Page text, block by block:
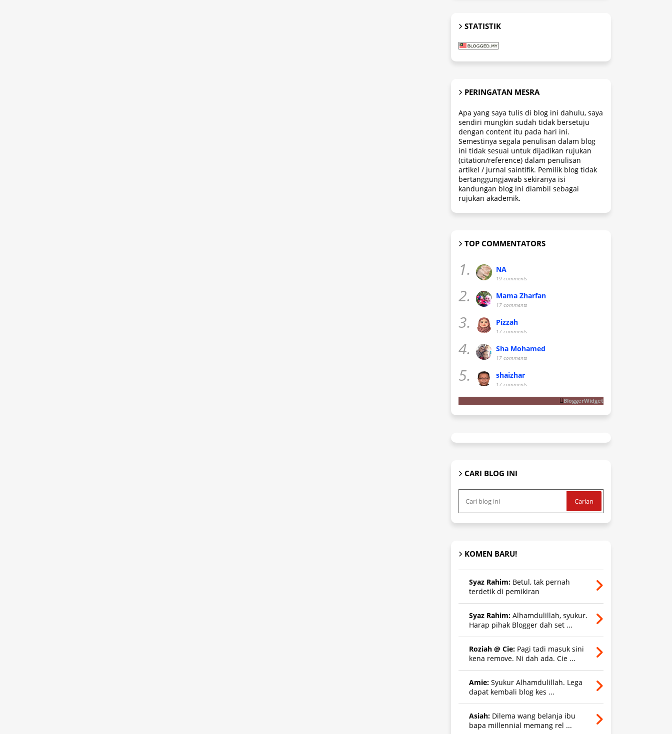
STATISTIK
PERINGATAN MESRA
Apa yang saya tulis di blog ini dahulu, saya
sendiri mungkin sudah tidak bersetuju
dengan content itu pada hari ini.
Semestinya segala penulisan dalam blog
ini tidak sesuai untuk dijadikan rujukan
(citation/reference) dalam penulisan
artikel / jurnal saintifik. Pemilik blog tidak
bertanggungjawab sekiranya isi
kandungan blog ini diambil sebagai
rujukan akademik.
TOP COMMENTATORS
1. NA
19 comments
2. Mama Zharfan
17 comments
3. Pizzah
17 comments
4. Sha Mohamed
17 comments
5. shaizhar
17 comments
BloggerWidget
CARI BLOG INI
KOMEN BARU!
Syaz Rahim: Betul, tak pernah
terdetik di pemikiran
Syaz Rahim: Alhamdulillah, syukur.
Harap pihak Blogger dah set ...
Roziah @ Cie: Pagi tadi masuk sini
kena remove. Ni dah ada. Cie ...
Amie: Syukur Alhamdulillah. Lega
dapat kembali blog kes ...
Asiah: Dilema wang belanja ibu
bapa millennial memang rel ...